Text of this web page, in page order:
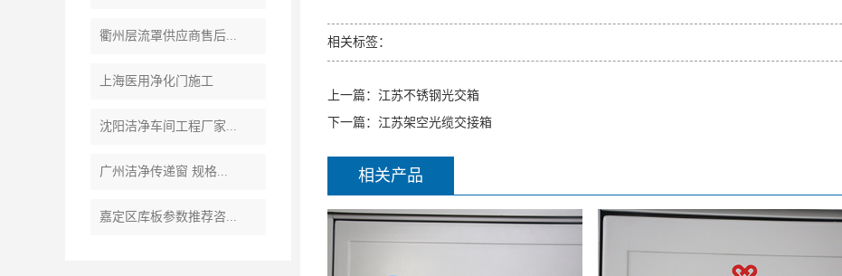
相关标签：
上一篇： 江苏不锈钢光交箱
下一篇： 江苏架空光缆交接箱
相关产品
衢州层流罩供应商售后...
上海医用净化门施工
沈阳洁净车间工程厂家...
广州洁净传递窗 规格...
嘉定区库板参数推荐咨...